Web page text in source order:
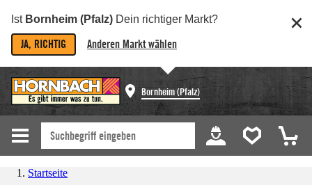
Ist Bornheim (Pfalz) Dein richtiger Markt?
JA, RICHTIG Anderen Markt wählen
Bornheim (Pfalz)
Startseite